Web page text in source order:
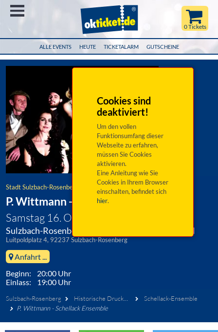
ALLE EVENTS HEUTE TICKETALARM GUTSCHEINE
0 Tickets
Cookies sind
deaktiviert!
Um den vollen
Funktionsumfang dieser
Webseite zu erfahren,
müssen Sie Cookies
aktivieren.
Eine Anleitung wie Sie
Cookies in Ihrem Browser
einschalten, befindet sich
hier.
Stadt Sulzbach-Rosenberg
P. Wittmann - Schellack Ensemble
Samstag 16. Oktober 2027
Sulzbach-Rosenberg, Historische Druckerei Seidel
Luitpoldplatz 4, 92237 Sulzbach-Rosenberg
Anfahrt ...
Beginn: 20:00 Uhr
Einlass: 19:00 Uhr
Sulzbach-Rosenberg Historische Druckerei Seidel
Schellack-Ensemble
P. Wittmann - Schellack Ensemble